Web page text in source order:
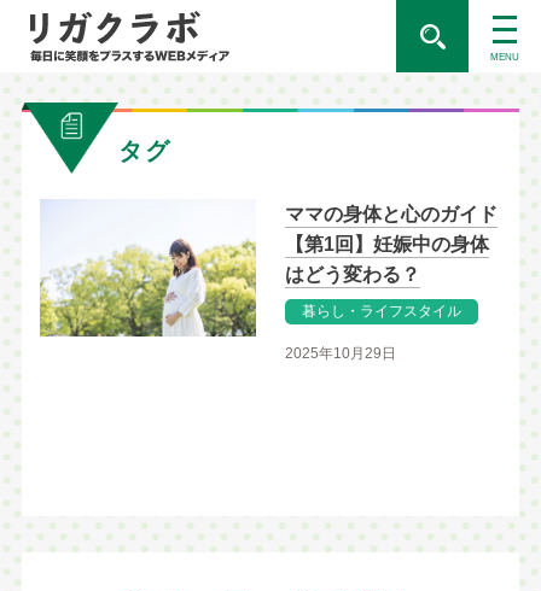
MENU
タグ
ママの身体と心のガイド
【第1回】妊娠中の身体
はどう変わる？
暮らし・ライフスタイル
2025年10月29日